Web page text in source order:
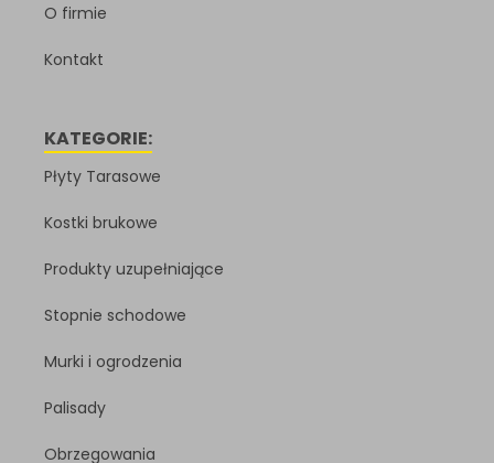
O firmie
Kontakt
KATEGORIE:
Płyty Tarasowe
Kostki brukowe
Produkty uzupełniające
Stopnie schodowe
Murki i ogrodzenia
Palisady
Obrzegowania